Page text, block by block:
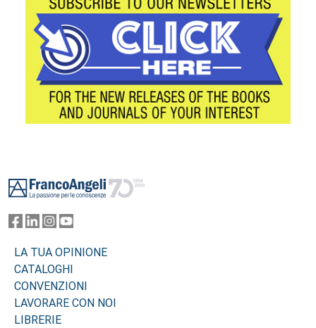
LA TUA OPINIONE
CATALOGHI
CONVENZIONI
LAVORARE CON NOI
LIBRERIE